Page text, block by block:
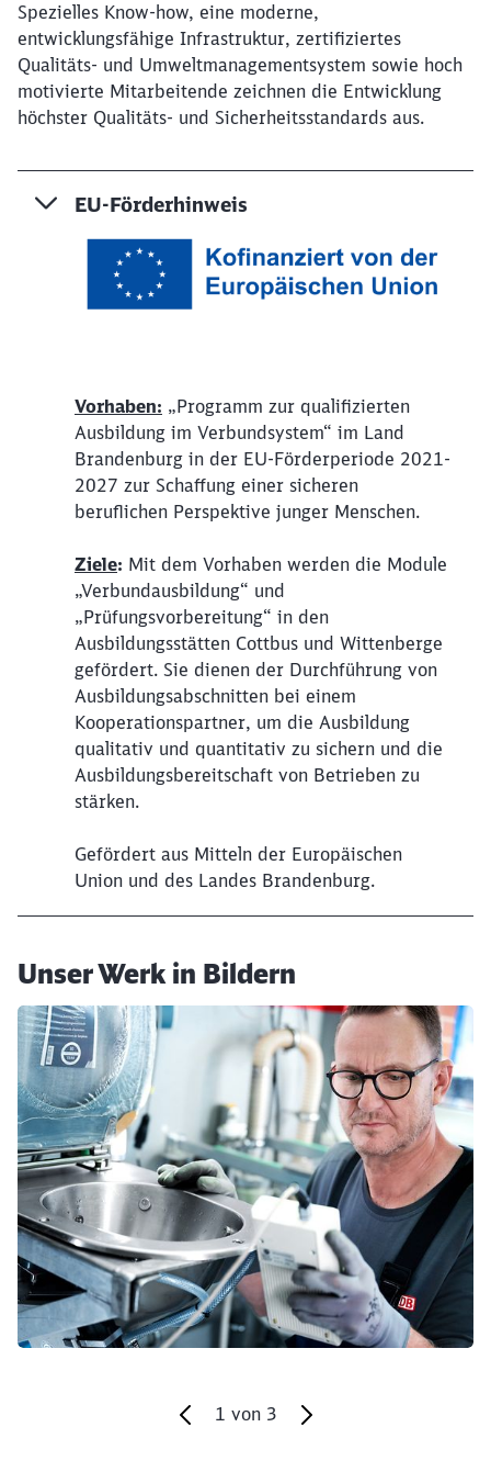
Spezielles Know-how, eine moderne,
entwicklungsfähige Infrastruktur, zertifiziertes
Qualitäts- und Umweltmanagementsystem sowie hoch
motivierte Mitarbeitende zeichnen die Entwicklung
höchster Qualitäts- und Sicherheitsstandards aus.
EU-Förderhinweis
Vorhaben: „Programm zur qualifizierten
Ausbildung im Verbundsystem“ im Land
Brandenburg in der EU-Förderperiode 2021-
2027 zur Schaffung einer sicheren
beruflichen Perspektive junger Menschen.
Ziele: Mit dem Vorhaben werden die Module
„Verbundausbildung“ und
„Prüfungsvorbereitung“ in den
Ausbildungsstätten Cottbus und Wittenberge
gefördert. Sie dienen der Durchführung von
Ausbildungsabschnitten bei einem
Kooperationspartner, um die Ausbildung
qualitativ und quantitativ zu sichern und die
Ausbildungsbereitschaft von Betrieben zu
stärken.
Gefördert aus Mitteln der Europäischen
Union und des Landes Brandenburg.
Unser Werk in Bildern
Klicken, um den folgenden Slider zu überspringen
1 von 3
Möchten Sie zuweitergeleitet
werden?